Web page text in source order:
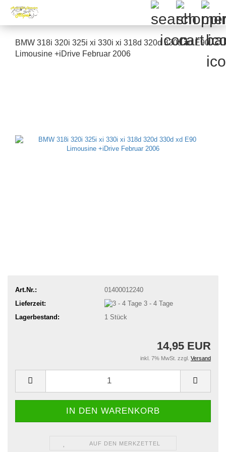
BMW 318i 320i 325i xi 330i xi 318d 320d 330d xd E90
Limousine +iDrive Februar 2006
Art.Nr.:
01400012240
Lieferzeit:
3 - 4 Tage
Lagerbestand:
1 Stück
14,95 EUR
inkl. 7% MwSt. zzgl. Versand
AUF DEN MERKZETTEL